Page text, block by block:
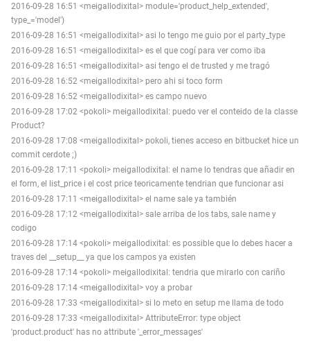
2016-09-28 16:51 <meigallodixital> module='product_help_extended',
type_='model')
2016-09-28 16:51 <meigallodixital> asi lo tengo me guio por el party_type
2016-09-28 16:51 <meigallodixital> es el que cogí para ver como iba
2016-09-28 16:51 <meigallodixital> asi tengo el de trusted y me tragó
2016-09-28 16:52 <meigallodixital> pero ahi si toco form
2016-09-28 16:52 <meigallodixital> es campo nuevo
2016-09-28 17:02 <pokoli> meigallodixital: puedo ver el conteido de la classe
Product?
2016-09-28 17:08 <meigallodixital> pokoli, tienes acceso en bitbucket hice un
commit cerdote ;)
2016-09-28 17:11 <pokoli> meigallodixital: el name lo tendras que añadir en
el form, el list_price i el cost price teoricamente tendrian que funcionar asi
2016-09-28 17:11 <meigallodixital> el name sale ya también
2016-09-28 17:12 <meigallodixital> sale arriba de los tabs, sale name y
codigo
2016-09-28 17:14 <pokoli> meigallodixital: es possible que lo debes hacer a
traves del __setup__ ya que los campos ya existen
2016-09-28 17:14 <pokoli> meigallodixital: tendria que mirarlo con cariño
2016-09-28 17:14 <meigallodixital> voy a probar
2016-09-28 17:33 <meigallodixital> si lo meto en setup me llama de todo
2016-09-28 17:33 <meigallodixital> AttributeError: type object
'product.product' has no attribute '_error_messages'